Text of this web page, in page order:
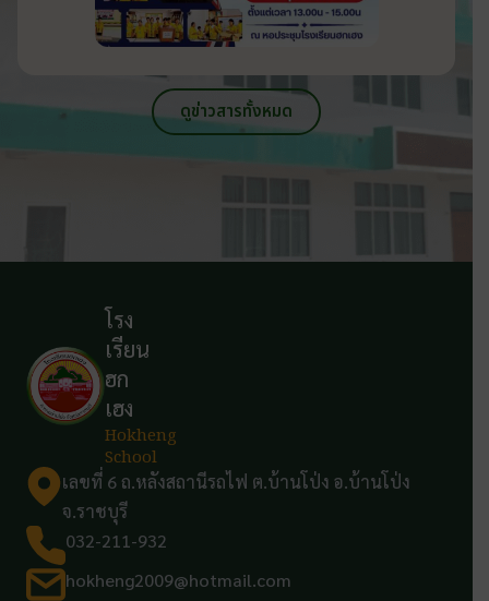
ดูข่าวสารทั้งหมด
โรง
เรียน
ฮก
เฮง
Hokheng
School
เลขที่ 6 ถ.หลังสถานีรถไฟ ต.บ้านโป่ง อ.บ้านโป่ง
จ.ราชบุรี
032-211-932
hokheng2009@hotmail.com